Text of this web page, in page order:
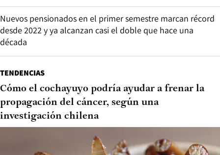
Nuevos pensionados en el primer semestre marcan récord
desde 2022 y ya alcanzan casi el doble que hace una
década
TENDENCIAS
Cómo el cochayuyo podría ayudar a frenar la
propagación del cáncer, según una
investigación chilena